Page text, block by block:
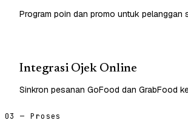
Program poin dan promo untuk pelanggan
Integrasi Ojek Online
Sinkron pesanan GoFood dan GrabFood
03 — Proses